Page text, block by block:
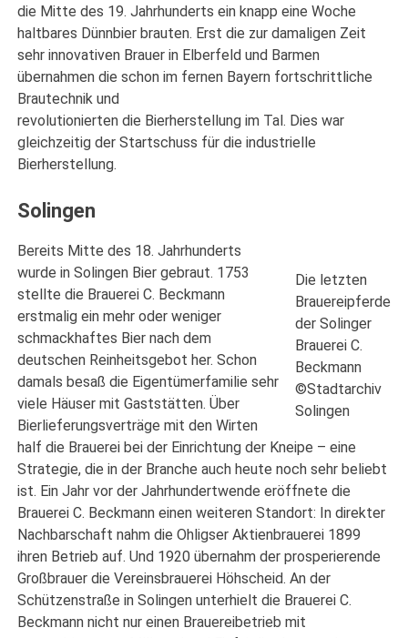
die Mitte des 19. Jahrhunderts ein knapp eine Woche
haltbares Dünnbier brauten. Erst die zur damaligen Zeit
sehr innovativen Brauer in Elberfeld und Barmen
übernahmen die schon im fernen Bayern fortschrittliche
Brautechnik und
revolutionierten die Bierherstellung im Tal. Dies war
gleichzeitig der Startschuss für die industrielle
Bierherstellung.
Solingen
Die letzten
Brauereipferde
der Solinger
Brauerei C.
Beckmann
©Stadtarchiv
Solingen
Bereits Mitte des 18. Jahrhunderts
wurde in Solingen Bier gebraut. 1753
stellte die Brauerei C. Beckmann
erstmalig ein mehr oder weniger
schmackhaftes Bier nach dem
deutschen Reinheitsgebot her. Schon
damals besaß die Eigentümerfamilie sehr
viele Häuser mit Gaststätten. Über
Bierlieferungsverträge mit den Wirten
half die Brauerei bei der Einrichtung der Kneipe – eine
Strategie, die in der Branche auch heute noch sehr beliebt
ist. Ein Jahr vor der Jahrhundertwende eröffnete die
Brauerei C. Beckmann einen weiteren Standort: In direkter
Nachbarschaft nahm die Ohligser Aktienbrauerei 1899
ihren Betrieb auf. Und 1920 übernahm der prosperierende
Großbrauer die Vereinsbrauerei Höhscheid. An der
Schützenstraße in Solingen unterhielt die Brauerei C.
Beckmann nicht nur einen Brauereibetrieb mit